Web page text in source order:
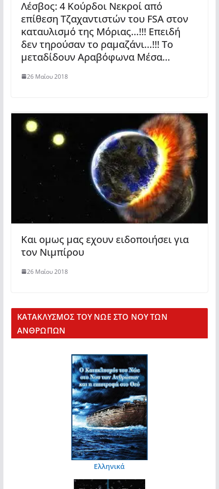
Λέσβος: 4 Κούρδοι Νεκροί από
επίθεση Τζαχαντιστών του FSA στον
καταυλισμό της Μόριας…!!! Επειδή
δεν τηρούσαν το ραμαζάνι…!!! Το
μεταδίδουν Αραβόφωνα Μέσα…
26 Μαΐου 2018
Και ομως μας εχουν ειδοποιήσει για
τον Νιμπίρου
26 Μαΐου 2018
KΑΤΑΚΛΥΣΜΟΣ ΤΟΥ ΝΩΕ ΣΤΟ ΝΟΥ ΤΩΝ
ΑΝΘΡΩΠΩΝ
Ελληνικά